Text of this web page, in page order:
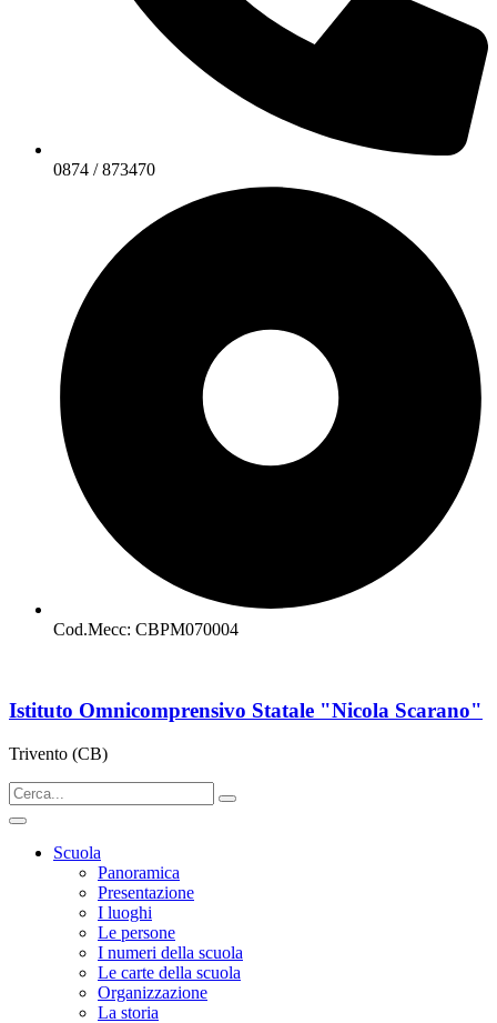
0874 / 873470
Cod.Mecc: CBPM070004
Istituto Omnicomprensivo Statale "Nicola Scarano"
Trivento (CB)
Scuola
Panoramica
Presentazione
I luoghi
Le persone
I numeri della scuola
Le carte della scuola
Organizzazione
La storia